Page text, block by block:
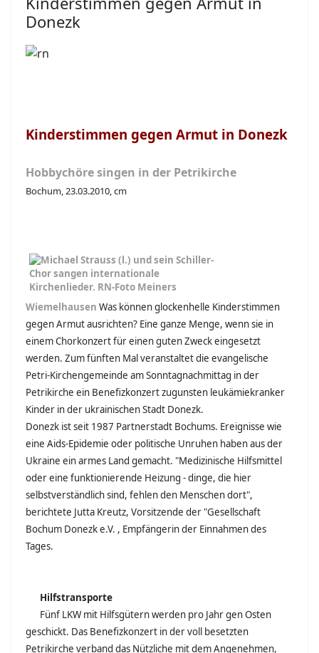
Donezk
Kinderstimmen gegen Armut in Donezk
Hobbychöre singen in der Petrikirche
Bochum, 23.03.2010, cm
Wiemelhausen Was können glockenhelle Kinderstimmen
gegen Armut ausrichten? Eine ganze Menge, wenn sie in
einem Chorkonzert für einen guten Zweck eingesetzt
werden. Zum fünften Mal veranstaltet die evangelische
Petri-Kirchengemeinde am Sonntagnachmittag in der
Petrikirche ein Benefizkonzert zugunsten leukämiekranker
Kinder in der ukrainischen Stadt Donezk.
Donezk ist seit 1987 Partnerstadt Bochums. Ereignisse wie
eine Aids-Epidemie oder politische Unruhen haben aus der
Ukraine ein armes Land gemacht. "Medizinische Hilfsmittel
oder eine funktionierende Heizung - dinge, die hier
selbstverständlich sind, fehlen den Menschen dort",
berichtete Jutta Kreutz, Vorsitzende der "Gesellschaft
Bochum Donezk e.V. , Empfängerin der Einnahmen des
Tages.
Hilfstransporte
Fünf LKW mit Hilfsgütern werden pro Jahr gen Osten
geschickt. Das Benefizkonzert in der voll besetzten
Petrikirche verband das Nützliche mit dem Angenehmen,